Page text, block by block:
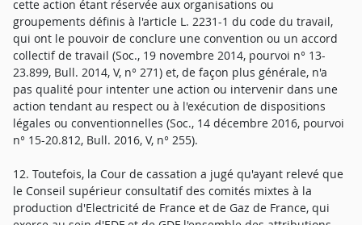
cette action étant réservée aux organisations ou
groupements définis à l'article L. 2231-1 du code du travail,
qui ont le pouvoir de conclure une convention ou un accord
collectif de travail (Soc., 19 novembre 2014, pourvoi n° 13-
23.899, Bull. 2014, V, n° 271) et, de façon plus générale, n'a
pas qualité pour intenter une action ou intervenir dans une
action tendant au respect ou à l'exécution de dispositions
légales ou conventionnelles (Soc., 14 décembre 2016, pourvoi
n° 15-20.812, Bull. 2016, V, n° 255).
12. Toutefois, la Cour de cassation a jugé qu'ayant relevé que
le Conseil supérieur consultatif des comités mixtes à la
production d'Electricité de France et de Gaz de France, qui